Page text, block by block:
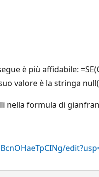
è più affidabile:
valore è la stringa
nella formula di